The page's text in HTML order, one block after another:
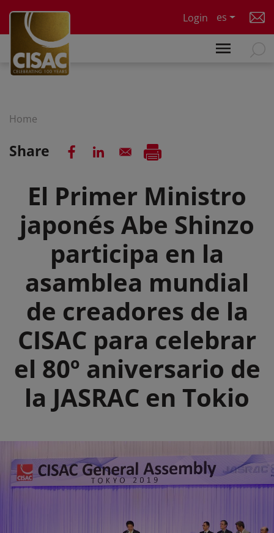
Login
es
Home
Share
El Primer Ministro
japonés Abe Shinzo
participa en la
asamblea mundial
de creadores de la
CISAC para celebrar
el 80º aniversario de
la JASRAC en Tokio